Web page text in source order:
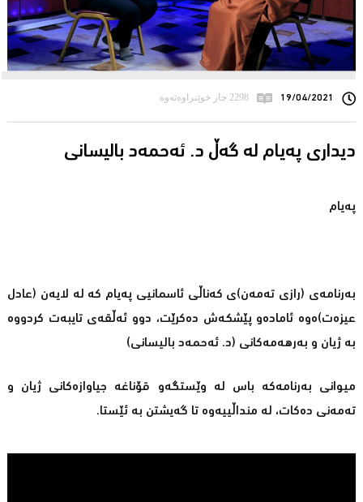
19/04/2021 2298 جار خوێنراوەتەوە
دیداری پەیام لە گەڵ د. ئەحمەد بالیسانی
پەیام
بەرنامەی (رازی تەمەن)ی کەناڵی ئاسمانیی پەیام کە لە لایەن (عادل
عیزەت)ەوە ئامادەو پێشکەش دەکرێت، دوو ئەڵقەی تایبەت کردووە
بە ژیان و بەرهەمەکانی (د. ئەحمەد بالیسانی)
میوانی بەرنامەکە باس لە وێستگەو قۆناغە جیاوازەکانی ژیان و
تەمەنی دەکات، لە منداڵییەوە تا گەیشتن بە ئێستا.